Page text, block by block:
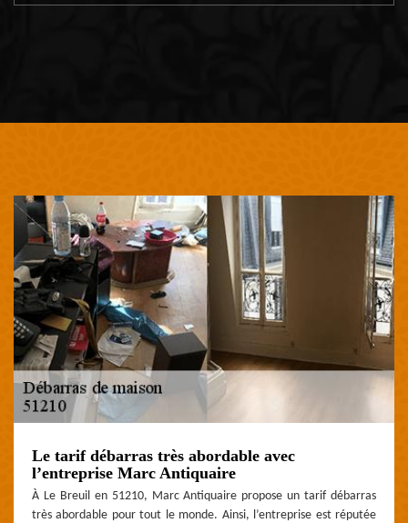
Le tarif débarras très abordable avec
l’entreprise Marc Antiquaire
À Le Breuil en 51210, Marc Antiquaire propose un tarif débarras
très abordable pour tout le monde. Ainsi, l’entreprise est réputée